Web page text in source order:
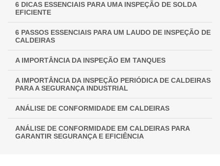
6 DICAS ESSENCIAIS PARA UMA INSPEÇÃO DE SOLDA
EFICIENTE
6 PASSOS ESSENCIAIS PARA UM LAUDO DE INSPEÇÃO DE
CALDEIRAS
A IMPORTÂNCIA DA INSPEÇÃO EM TANQUES
A IMPORTÂNCIA DA INSPEÇÃO PERIÓDICA DE CALDEIRAS
PARA A SEGURANÇA INDUSTRIAL
ANÁLISE DE CONFORMIDADE EM CALDEIRAS
ANÁLISE DE CONFORMIDADE EM CALDEIRAS PARA
GARANTIR SEGURANÇA E EFICIÊNCIA